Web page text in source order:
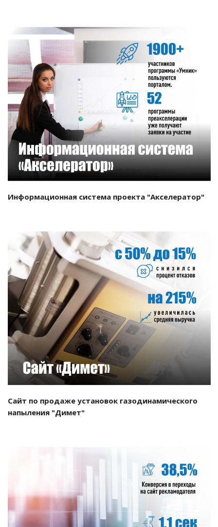
Смотреть проект
Информационная система проекта "Акселератор"
Смотреть проект
Сайт по продаже установок газодинамического
напыления "Димет"